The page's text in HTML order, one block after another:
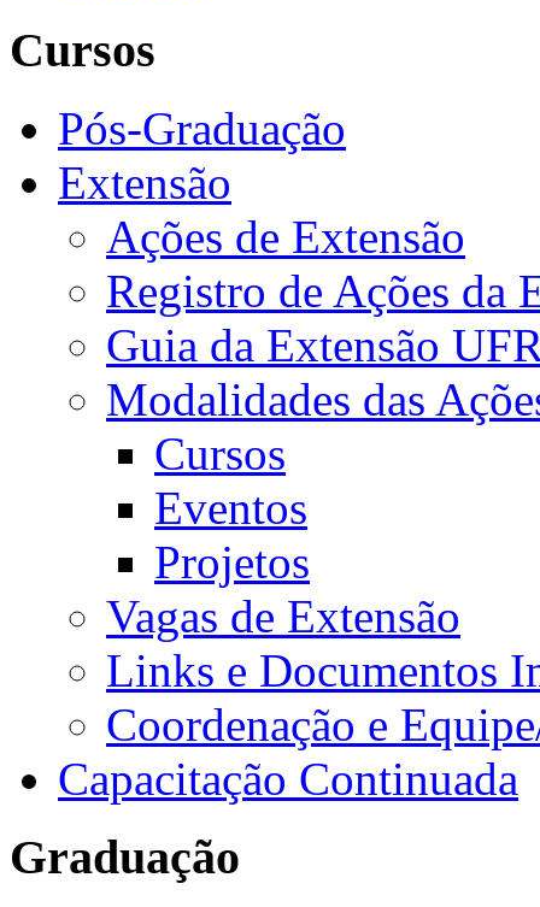
Cursos
Pós-Graduação
Extensão
Ações de Extensão
Registro de Ações da
Guia da Extensão
Modalidades das
Cursos
Eventos
Projetos
Vagas de Extensão
Links e Documentos
Coordenação e
Capacitação Continuada
Graduação